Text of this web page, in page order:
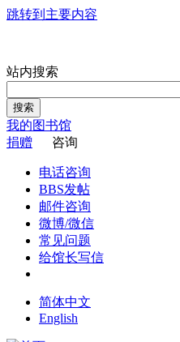
跳转到主要内容
站内搜索
搜索
我的图书馆
捐赠
咨询
电话咨询
BBS发帖
邮件咨询
微博/微信
常见问题
给馆长写信
简体中文
English